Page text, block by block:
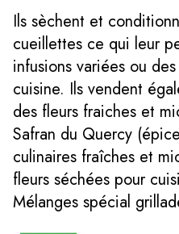
Ils sèchent et
cueillettes ce qui leur
infusions variées ou
cuisine. Ils vendent
des fleurs fraiches et
Safran du Quercy
culinaires fraîches et
fleurs séchées pour
Mélanges spécial